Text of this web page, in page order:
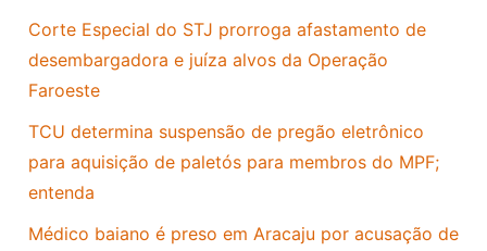
Corte Especial do STJ prorroga afastamento de
desembargadora e juíza alvos da Operação
Faroeste
TCU determina suspensão de pregão eletrônico
para aquisição de paletós para membros do MPF;
entenda
Médico baiano é preso em Aracaju por acusação de